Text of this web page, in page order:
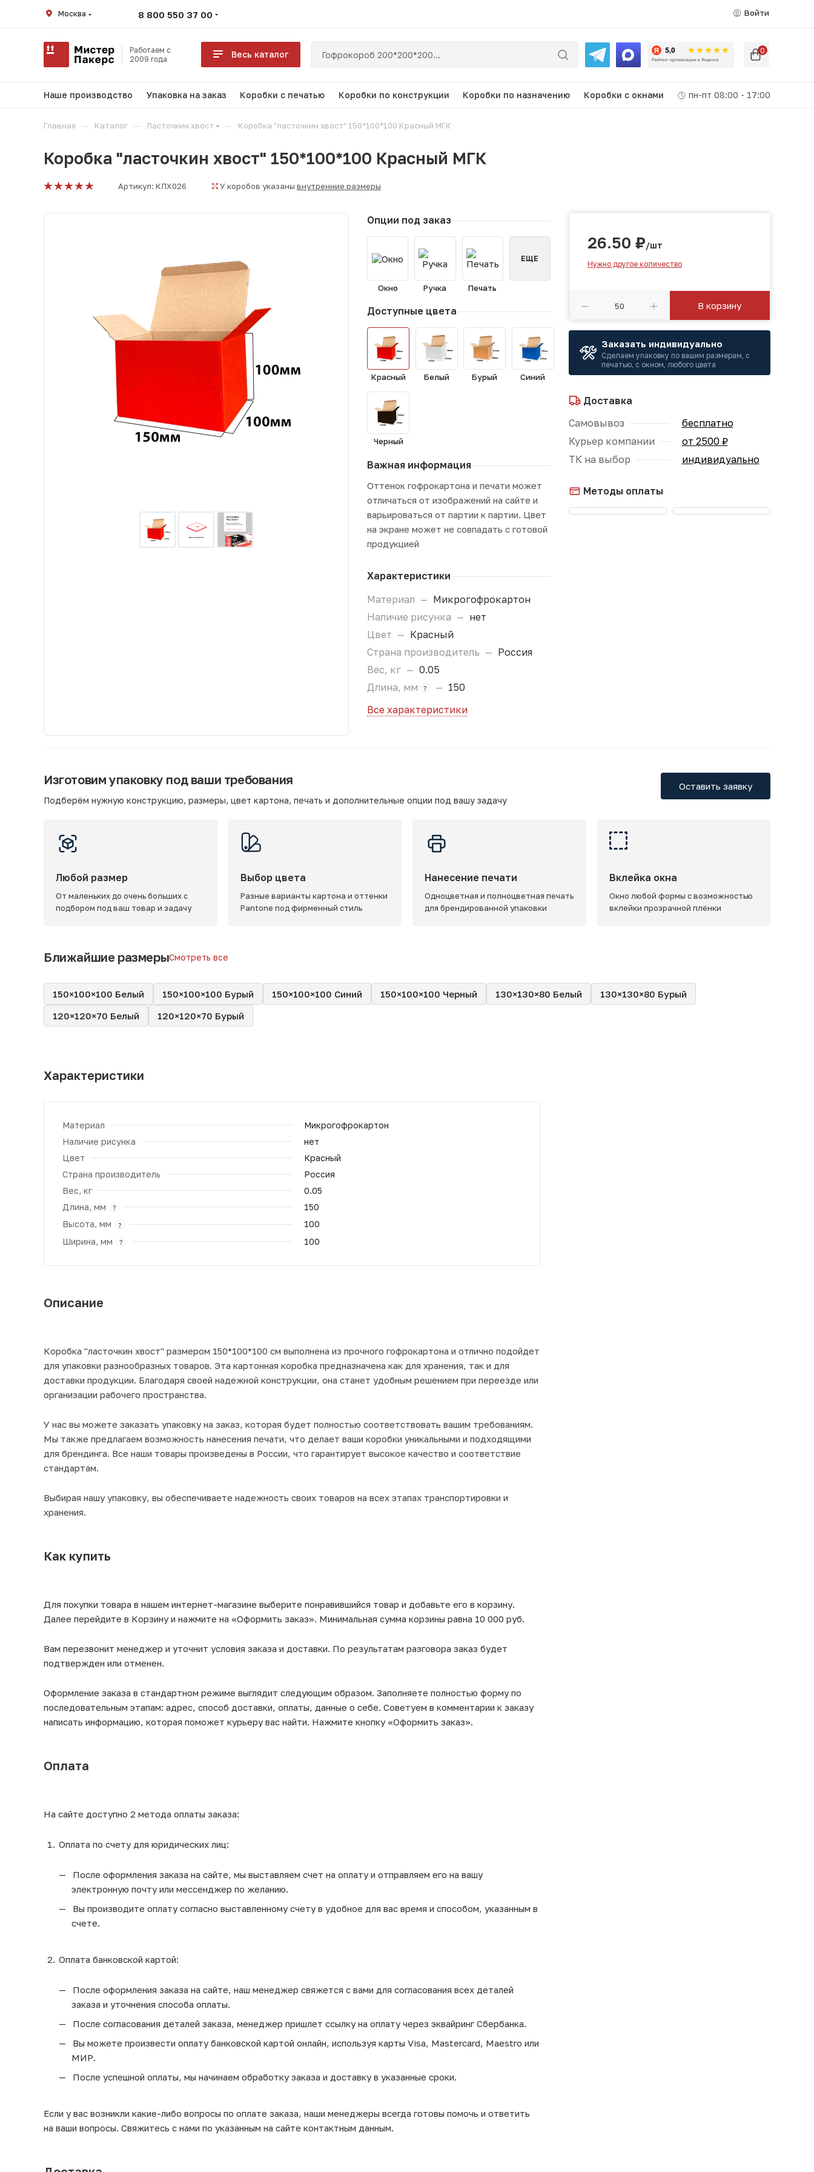
Работаем с
2009 года
Весь каталог 0
Наше производство Упаковка на заказ Коробки с печатью Коробки по конструкции Коробки по назначению Коробки c окнами пн-пт 08:00 - 17:00
Москва 8 800 550 37 00 Войти
Главная — Каталог — Ласточкин хвост — Коробка "ласточкин хвост" 150*100*100 Красный МГК
Коробка "ласточкин хвост" 150*100*100 Красный МГК
Артикул: КЛХ026 У коробов указаны внутренние размеры
Опции под заказ
Окно Ручка Печать
ЕЩЕ
Доступные цвета
Красный Белый Бурый Синий
Черный
Важная информация
Оттенок гофрокартона и печати может
отличаться от изображений на сайте и
варьироваться от партии к партии. Цвет
на экране может не совпадать с готовой
продукцией
Характеристики
Материал — Микрогофрокартон
Наличие рисунка — нет
Цвет — Красный
Страна производитель — Россия
Вес, кг — 0.05
Длина, мм
? — 150
Все характеристики
26.50 ₽/шт
Нужно другое количество
В корзину
Заказать индивидуально
Сделаем упаковку по вашим размерам, с
печатью, с окном, любого цвета
Доставка
Самовывоз
бесплатно
Курьер компании
от 2500 ₽
ТК на выбор
индивидуально
Методы оплаты
Изготовим упаковку под ваши требования
Подберём нужную конструкцию, размеры, цвет картона, печать и дополнительные опции под вашу задачу
Оставить заявку
Любой размер
От маленьких до очень больших с
подбором под ваш товар и задачу
Выбор цвета
Разные варианты картона и оттенки
Pantone под фирменный стиль
Нанесение печати
Одноцветная и полноцветная печать
для брендированной упаковки
Вклейка окна
Окно любой формы с возможностью
вклейки прозрачной плёнки
Ближайшие размерыСмотреть все
150×100×100 Белый 150×100×100 Бурый 150×100×100 Синий 150×100×100 Черный 130×130×80 Белый
130×130×80 Бурый
120×120×70 Белый
120×120×70 Бурый
Характеристики
Материал
Микрогофрокартон
Наличие рисунка
нет
Цвет
Красный
Страна производитель
Россия
Вес, кг
0.05
Длина, мм
?
150
Высота, мм
?
100
Ширина, мм
? 100
Описание
Коробка "ласточкин хвост" размером 150*100*100 см выполнена из прочного гофрокартона и отлично подойдет
для упаковки разнообразных товаров. Эта картонная коробка предназначена как для хранения, так и для
доставки продукции. Благодаря своей надежной конструкции, она станет удобным решением при переезде или
организации рабочего пространства.
У нас вы можете заказать упаковку на заказ, которая будет полностью соответствовать вашим требованиям.
Мы также предлагаем возможность нанесения печати, что делает ваши коробки уникальными и подходящими
для брендинга. Все наши товары произведены в России, что гарантирует высокое качество и соответствие
стандартам.
Выбирая нашу упаковку, вы обеспечиваете надежность своих товаров на всех этапах транспортировки и
хранения.
Как купить
Для покупки товара в нашем интернет-магазине выберите понравившийся товар и добавьте его в корзину.
Далее перейдите в Корзину и нажмите на «Оформить заказ». Минимальная сумма корзины равна 10 000 руб.
Вам перезвонит менеджер и уточнит условия заказа и доставки. По результатам разговора заказ будет
подтвержден или отменен.
Оформление заказа в стандартном режиме выглядит следующим образом. Заполняете полностью форму по
последовательным этапам: адрес, способ доставки, оплаты, данные о себе. Советуем в комментарии к заказу
написать информацию, которая поможет курьеру вас найти. Нажмите кнопку «Оформить заказ».
Оплата
На сайте доступно 2 метода оплаты заказа:
Оплата по счету для юридических лиц:
После оформления заказа на сайте, мы выставляем счет на оплату и отправляем его на вашу
электронную почту или мессенджер по желанию.
Вы производите оплату согласно выставленному счету в удобное для вас время и способом, указанным в
счете.
Оплата банковской картой:
После оформления заказа на сайте, наш менеджер свяжется с вами для согласования всех деталей
заказа и уточнения способа оплаты.
После согласования деталей заказа, менеджер пришлет ссылку на оплату через эквайринг Сбербанка.
Вы можете произвести оплату банковской картой онлайн, используя карты Visa, Mastercard, Maestro или
МИР.
После успешной оплаты, мы начинаем обработку заказа и доставку в указанные сроки.
Если у вас возникли какие-либо вопросы по оплате заказа, наши менеджеры всегда готовы помочь и ответить
на ваши вопросы. Свяжитесь с нами по указанным на сайте контактным данным.